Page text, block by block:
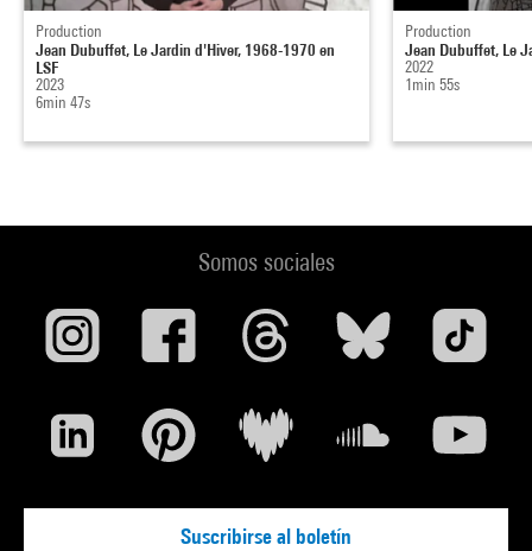
Production
Jean Dubuffet, Le Jardin d'Hiver, 1968-1970 en
LSF
2023
6min 47s
Production
Jean Dubuffet, Le
2022
1min 55s
Somos sociales
Suscribirse al boletín